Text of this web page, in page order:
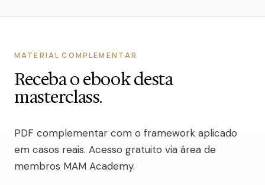
MATERIAL COMPLEMENTAR
Receba o ebook desta
masterclass.
PDF complementar com o framework aplicado
em casos reais. Acesso gratuito via área de
membros MAM Academy.